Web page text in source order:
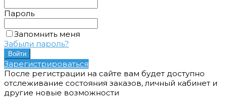
Пароль
Запомнить меня
Забыли пароль?
Зарегистрироваться
После регистрации на сайте вам будет доступно
отслеживание состояния заказов, личный кабинет и
другие новые возможности